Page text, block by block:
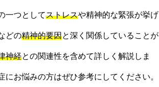
一つとしてストレスや精神的な緊張が挙げ
どの精神的要因と深く関係していることが
神経との関連性を含めて詳しく解説しま
お悩みの方はぜひ参考にしてください。